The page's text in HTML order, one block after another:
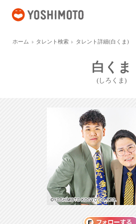
ホーム タレント検索 タレント詳細(白くま)
白くま
(しろくま)